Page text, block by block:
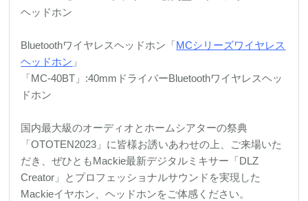
ヘッドホン
Bluetoothワイヤレスヘッドホン「MCシリーズワイヤレス
ヘッドホン 」
「MC-40BT」:40mmドライバーBluetoothワイヤレスヘッ
ドホン
国内最大級のオーディオとホームシアターの祭典
「OTOTEN2023」に皆様お誘いあわせの上、ご来場いた
だき、ぜひともMackie最新デジタルミキサー「DLZ
Creator」とプロフェッショナルサウンドを実現した
Mackieイヤホン、ヘッドホンをご体感ください。